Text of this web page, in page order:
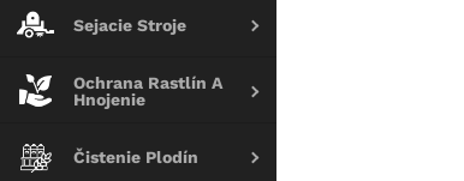
Sejacie Stroje
Ochrana Rastlín A
Hnojenie
Čistenie Plodín